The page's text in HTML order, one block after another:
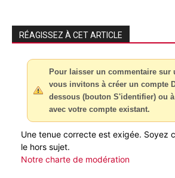
RÉAGISSEZ À CET ARTICLE
Pour laisser un commentaire sur
vous invitons à créer un compte
dessous (bouton S'identifier) ou
avec votre compte existant.
Une tenue correcte est exigée. Soyez
le hors sujet.
Notre charte de modération